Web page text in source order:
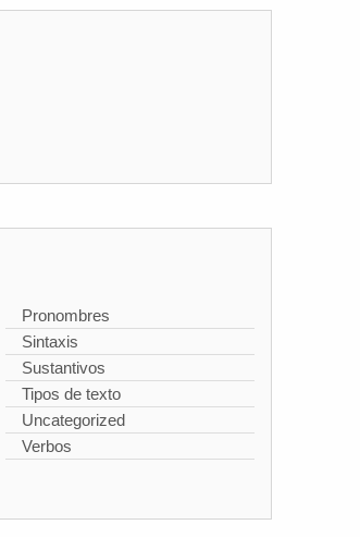
Pronombres
Sintaxis
Sustantivos
Tipos de texto
Uncategorized
Verbos